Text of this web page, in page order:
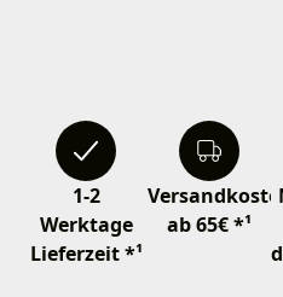
1-2
Werktage
Lieferzeit *¹
ab 65€ *¹